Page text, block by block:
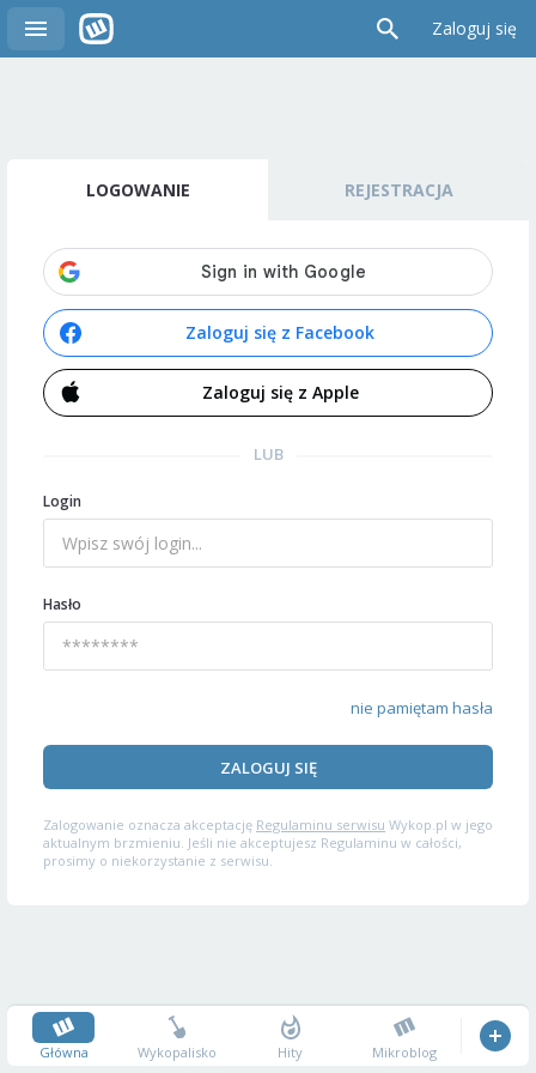
Zaloguj się
LOGOWANIE REJESTRACJA
Zaloguj się z Facebook
Zaloguj się z Apple
LUB
Login
Hasło
nie pamiętam hasła
ZALOGUJ SIĘ
Zalogowanie oznacza akceptację Regulaminu serwisu Wykop.pl w jego
aktualnym brzmieniu. Jeśli nie akceptujesz Regulaminu w całości,
prosimy o niekorzystanie z serwisu.
Główna Wykopalisko Hity Mikroblog